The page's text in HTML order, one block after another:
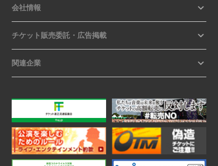
会社情報
チケット販売委託・広告掲載
関連企業